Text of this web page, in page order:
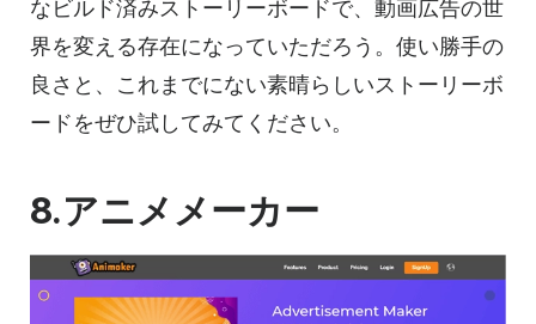
なビルド済みストーリーボードで、 動画広告の世
界を変える存在になっていただろう。使い勝手の
良さと、これまでにない素晴らしいストーリーボ
ードをぜひ試してみてください。
8.アニメメーカー